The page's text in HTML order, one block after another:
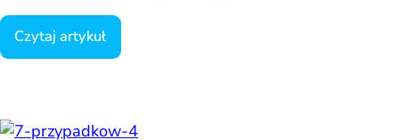
Czytaj artykuł